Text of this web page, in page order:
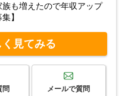
も増えたので年収アップ
】
見てみる
問 メールで質問